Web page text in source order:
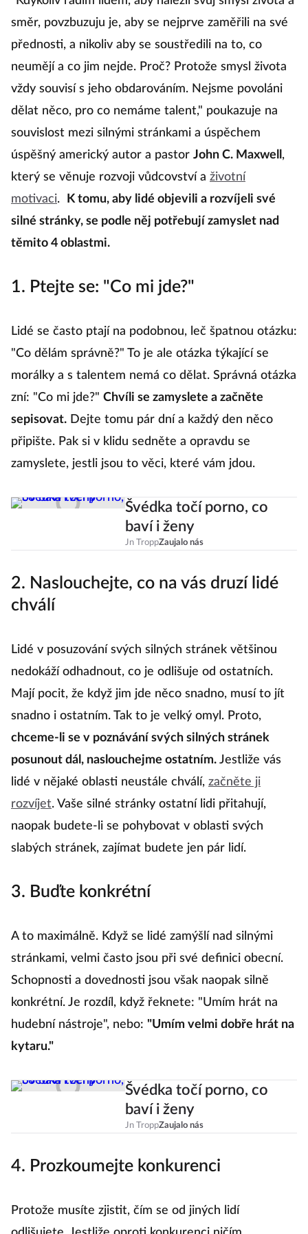
směr, povzbuzuju je, aby se nejprve zaměřili na své
přednosti, a nikoliv aby se soustředili na to, co
neumějí a co jim nejde. Proč? Protože smysl života
vždy souvisí s jeho obdarováním. Nejsme povoláni
dělat něco, pro co nemáme talent," poukazuje na
souvislost mezi silnými stránkami a úspěchem
úspěšný americký autor a pastor John C. Maxwell ,
který se věnuje rozvoji vůdcovství a životní
motivaci.
K tomu, aby lidé objevili a rozvíjeli své
silné stránky, se podle něj potřebují zamyslet nad
těmito 4 oblastmi.
1. Ptejte se: "Co mi jde?"
Lidé se často ptají na podobnou, leč špatnou otázku:
"Co dělám správně?" To je ale otázka týkající se
morálky a s talentem nemá co dělat. Správná otázka
zní: "Co mi jde?" Chvíli se zamyslete a začněte
sepisovat. Dejte tomu pár dní a každý den něco
připište. Pak si v klidu sedněte a opravdu se
zamyslete, jestli jsou to věci, které vám jdou.
Švédka točí porno, co
baví i ženy
Jn TroppZaujalo nás
2. Naslouchejte, co na vás druzí lidé
chválí
Lidé v posuzování svých silných stránek většinou
nedokáží odhadnout, co je odlišuje od ostatních.
Mají pocit, že když jim jde něco snadno, musí to jít
snadno i ostatním. Tak to je velký omyl. Proto,
chceme-li se v poznávání svých silných stránek
posunout dál, naslouchejme ostatním. Jestliže vás
lidé v nějaké oblasti neustále chválí, začněte ji
rozvíjet. Vaše silné stránky ostatní lidi přitahují,
naopak budete-li se pohybovat v oblasti svých
slabých stránek, zajímat budete jen pár lidí.
3. Buďte konkrétní
A to maximálně. Když se lidé zamýšlí nad silnými
stránkami, velmi často jsou při své definici obecní.
Schopnosti a dovednosti jsou však naopak silně
konkrétní. Je rozdíl, když řeknete: "Umím hrát na
hudební nástroje", nebo: "Umím velmi dobře hrát na
kytaru."
Švédka točí porno, co
baví i ženy
Jn TroppZaujalo nás
4. Prozkoumejte konkurenci
Protože musíte zjistit, čím se od jiných lidí